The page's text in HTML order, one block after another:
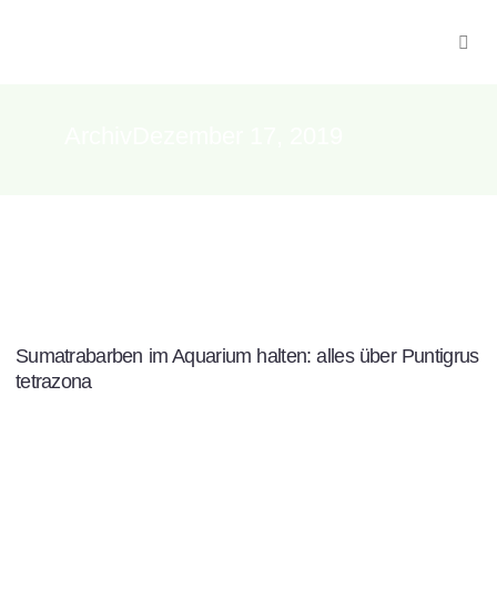
Sumatrabarben im Aquarium halten: alles über Puntigrus
tetrazona